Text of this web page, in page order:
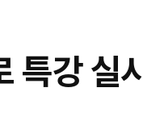
특강 실시